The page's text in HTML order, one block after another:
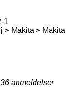
1
Makita > Makita
36 anmeldelser